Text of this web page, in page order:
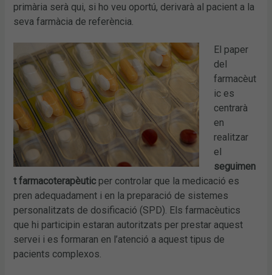
primària serà qui, si ho veu oportú, derivarà al pacient a la
seva farmàcia de referència.
El paper
del
farmacèut
ic es
centrarà
en
realitzar
el
seguimen
t farmacoterapèutic per controlar que la medicació es
pren adequadament i en la preparació de sistemes
personalitzats de dosificació (SPD). Els farmacèutics
que hi participin estaran autoritzats per prestar aquest
servei i es formaran en l’atenció a aquest tipus de
pacients complexos.